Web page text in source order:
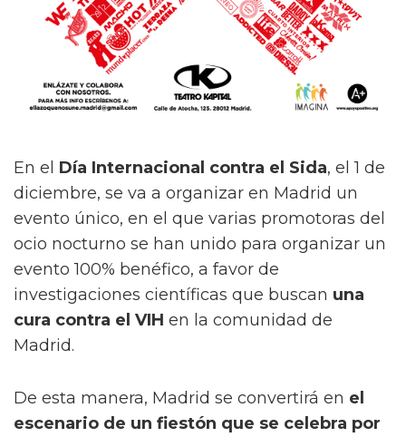
En el Día Internacional contra el Sida, el 1 de
diciembre, se va a organizar en Madrid un
evento único, en el que varias promotoras del
ocio nocturno se han unido para organizar un
evento 100% benéfico, a favor de
investigaciones científicas que buscan una
cura contra el VIH en la comunidad de
Madrid.
De esta manera, Madrid se convertirá en el
escenario de un fiestón que se celebra por